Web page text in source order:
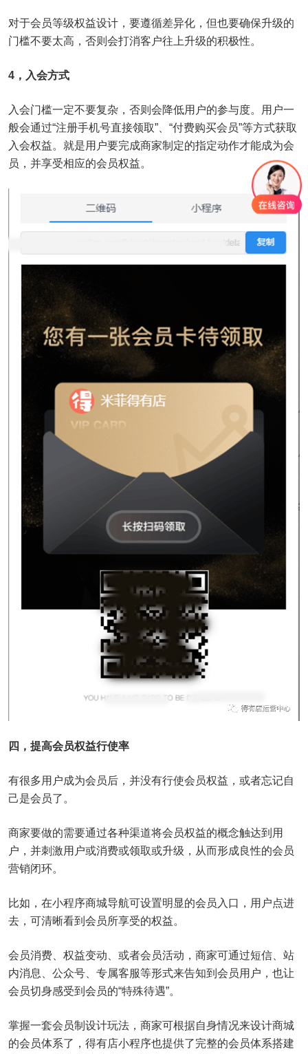
对于会员等级权益设计，要遵循差异化，但也要确保升级的
门槛不要太高，否则会打消客户往上升级的积极性。
4，入会方式
入会门槛一定不要复杂，否则会降低用户的参与度。用户一
般会通过“注册手机号直接领取”、“付费购买会员”等方式获取
入会权益。就是用户要完成商家制定的指定动作才能成为会
员，并享受相应的会员权益。
四，提高会员权益行使率
有很多用户成为会员后，并没有行使会员权益，或者忘记自
己是会员了。
商家要做的需要通过各种渠道将会员权益的概念触达到用
户，并刺激用户或消费或领取或升级，从而形成良性的会员
营销闭环。
比如，在小程序商城导航可设置明显的会员入口，用户点进
去，可清晰看到会员所享受的权益。
会员消费、权益变动、或者会员活动，商家可通过短信、站
内消息、公众号、专属客服等形式来告知到会员用户，也让
会员切身感受到会员的“特殊待遇”。
掌握一套会员制设计玩法，商家可根据自身情况来设计商城
的会员体系了，得有店小程序也提供了完整的会员体系搭建